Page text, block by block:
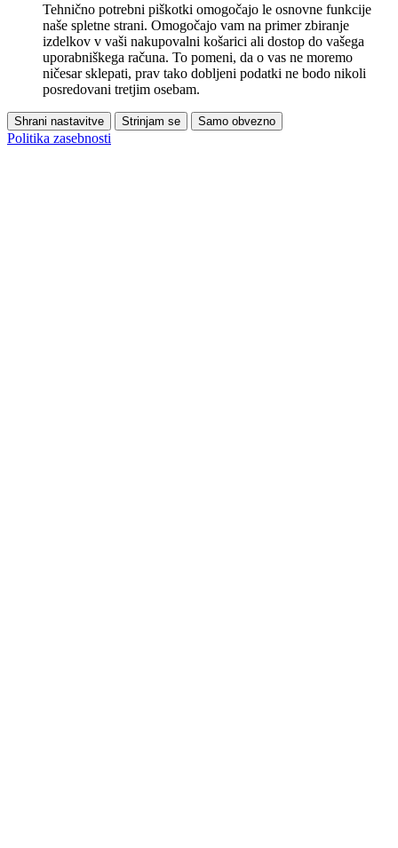
Tehnično potrebni piškotki omogočajo le osnovne funkcije
naše spletne strani. Omogočajo vam na primer zbiranje
izdelkov v vaši nakupovalni košarici ali dostop do vašega
uporabniškega računa. To pomeni, da o vas ne moremo
ničesar sklepati, prav tako dobljeni podatki ne bodo nikoli
posredovani tretjim osebam.
Shrani nastavitve Strinjam se Samo obvezno
Politika zasebnosti